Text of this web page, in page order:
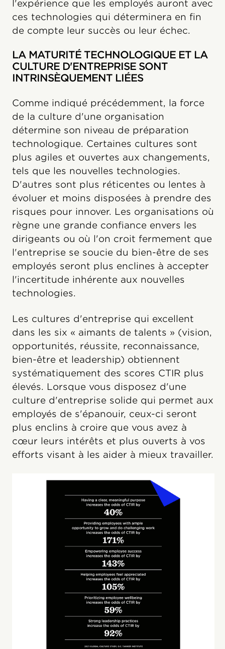
l'expérience que les employés auront avec
ces technologies qui déterminera en fin
de compte leur succès ou leur échec.
LA MATURITÉ TECHNOLOGIQUE ET LA
CULTURE D'ENTREPRISE SONT
INTRINSÈQUEMENT LIÉES
Comme indiqué précédemment, la force
de la culture d'une organisation
détermine son niveau de préparation
technologique. Certaines cultures sont
plus agiles et ouvertes aux changements,
tels que les nouvelles technologies.
D'autres sont plus réticentes ou lentes à
évoluer et moins disposées à prendre des
risques pour innover. Les organisations où
règne une grande confiance envers les
dirigeants ou où l'on croit fermement que
l'entreprise se soucie du bien-être de ses
employés seront plus enclines à accepter
l'incertitude inhérente aux nouvelles
technologies.
Les cultures d'entreprise qui excellent
dans les six « aimants de talents » (vision,
opportunités, réussite, reconnaissance,
bien-être et leadership) obtiennent
systématiquement des scores CTIR plus
élevés. Lorsque vous disposez d'une
culture d'entreprise solide qui permet aux
employés de s'épanouir, ceux-ci seront
plus enclins à croire que vous avez à
cœur leurs intérêts et plus ouverts à vos
efforts visant à les aider à mieux travailler.